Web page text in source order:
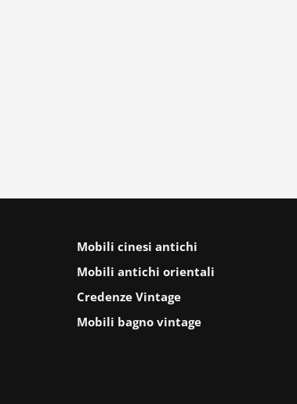
Mobili cinesi antichi
Mobili antichi orientali
Credenze Vintage
Mobili bagno vintage